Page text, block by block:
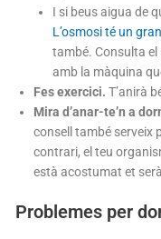
I si beus aigua de
L’osmosi té un
també. Consulta el
amb la màquina
Fes exercici. T’anirà
Mira d’anar-te’n a
consell també serveix
contrari, el teu
està acostumat et
Problemes per